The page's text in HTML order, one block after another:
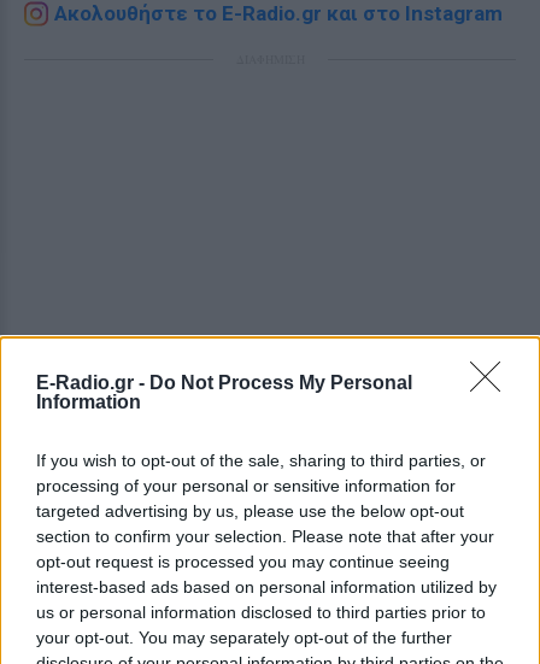
E-Radio.gr - Do Not Process My Personal
Information
If you wish to opt-out of the sale, sharing to third parties, or
processing of your personal or sensitive information for
targeted advertising by us, please use the below opt-out
section to confirm your selection. Please note that after your
opt-out request is processed you may continue seeing
interest-based ads based on personal information utilized by
us or personal information disclosed to third parties prior to
your opt-out. You may separately opt-out of the further
Ακολουθήστε το E-Radio.gr και στο Instagram
ΔΕΙΤΕ ΕΠΙΣΗΣ